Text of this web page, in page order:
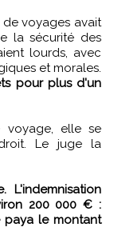
voyages avait
la sécurité des
lourds, avec
et morales.
pour plus d'un
voyage, elle se
Le juge la
L'indemnisation
200 000 € :
paya le montant